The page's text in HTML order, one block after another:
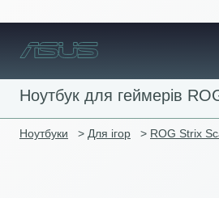
Ноутбук для геймерів
Ноутбуки > Для ігор > ROG Strix